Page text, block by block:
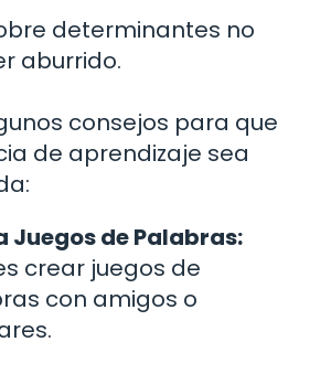
determinantes no
aburrido.
consejos para que
de aprendizaje sea
Juegos de Palabras:
crear juegos de
con amigos o